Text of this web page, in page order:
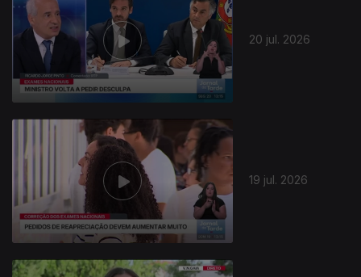
20 jul. 2026
19 jul. 2026